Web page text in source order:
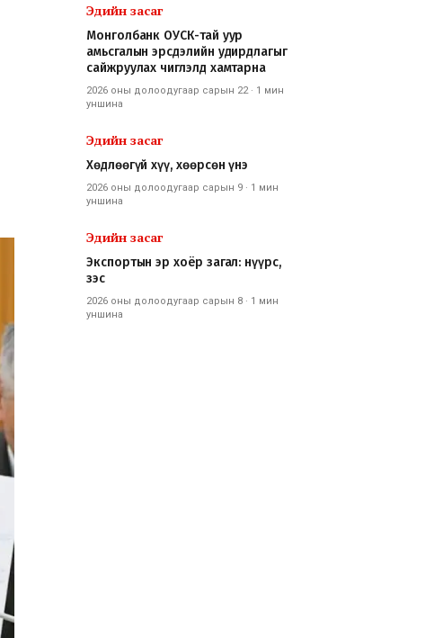
Эдийн засаг
Монголбанк ОУСК-тай уур
амьсгалын эрсдэлийн удирдлагыг
сайжруулах чиглэлд хамтарна
2026 оны долоодугаар сарын 22· 1 мин
уншина
Эдийн засаг
Хөдлөөгүй хүү, хөөрсөн үнэ
2026 оны долоодугаар сарын 9 · 1 мин
уншина
Эдийн засаг
Экспортын эр хоёр загал: нүүрс,
зэс
2026 оны долоодугаар сарын 8 · 1 мин
уншина